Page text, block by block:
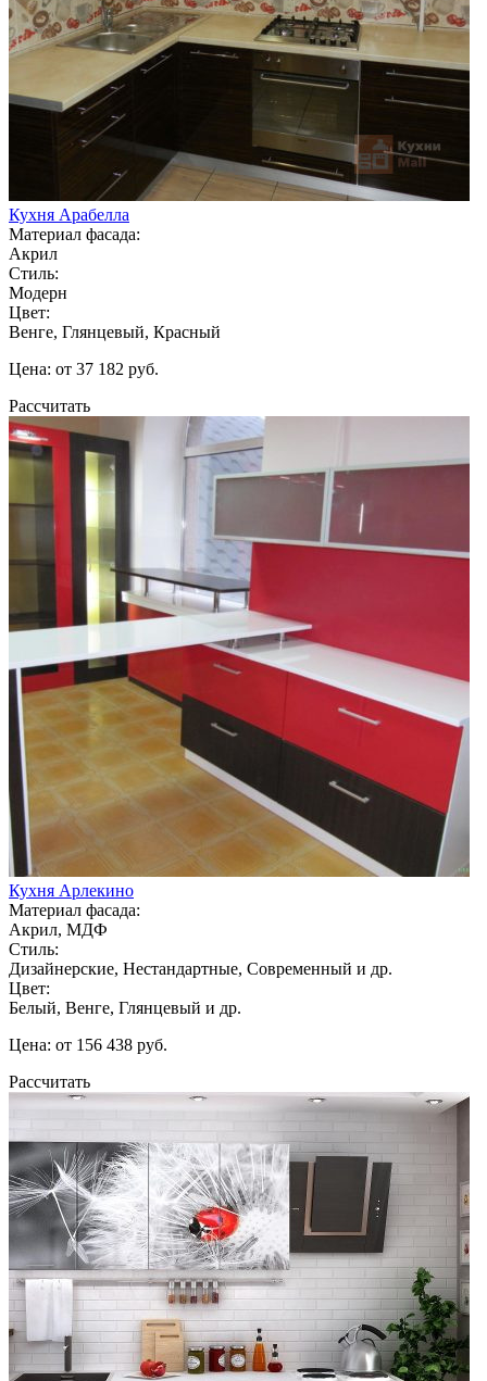
Кухня Арабелла
Материал фасада:
Акрил
Стиль:
Модерн
Цвет:
Венге, Глянцевый, Красный
Цена: от 37 182 руб.
Рассчитать
Кухня Арлекино
Материал фасада:
Акрил, МДФ
Стиль:
Дизайнерские, Нестандартные, Современный и др.
Цвет:
Белый, Венге, Глянцевый и др.
Цена: от 156 438 руб.
Рассчитать